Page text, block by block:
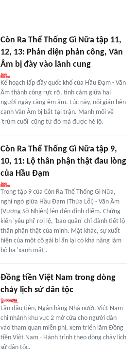
Còn Ra Thể Thống Gì Nữa tập 11,
12, 13: Phản diện phản công, Vãn
Âm bị đày vào lãnh cung
Kế hoạch lấp đầy quốc khố của Hầu Đạm - Vãn
Âm thành công rực rỡ, tình cảm giữa hai
người ngày càng êm ấm. Lúc này, nội gián bên
cạnh Vãn Âm bị bắt tại trận. Manh mối về
'trùm cuối' cũng từ đó mà được hé lộ.
Còn Ra Thể Thống Gì Nữa tập 9,
10, 11: Lộ thân phận thật đau lòng
của Hầu Đạm
Trong tập 9 của Còn Ra Thể Thống Gì Nữa,
nghi ngờ giữa Hầu Đạm (Thừa Lỗi) - Vãn Âm
(Vương Sở Nhiên) lên đến đỉnh điểm. Chứng
kiến 'yêu phi' rơi lệ, 'bạo quân' chỉ đành tiết lộ
thân phận thật của mình. Mặt khác, sự xuất
hiện của một cô gái bí ẩn lại có khả năng làm
bệ hạ 'xanh mặt'.
Đồng tiền Việt Nam trong dòng
chảy lịch sử dân tộc
Lần đầu tiên, Ngân hàng Nhà nước Việt Nam
chi nhánh khu vực 2 mở cửa cho người dân
vào tham quan miễn phí, xem triển lãm Đồng
tiền Việt Nam - Hành trình theo dòng chảy lịch
sử dân tộc.